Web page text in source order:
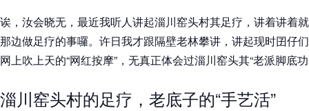
诶，汝会晓无，最近我听人讲起淄川窑头村其足疗，讲着讲着
那边做足疗的事囉。许日我才跟隔壁老林攀讲，讲起现时囝仔
网上吹上天的“网红按摩”，无真正体会过淄川窑头其“老派脚底
淄川窑头村的足疗，老底子的“手艺活”